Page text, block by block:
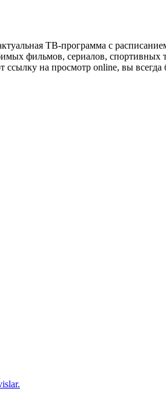
ТВ-программа с
фильмов, сериалов, спортивных
на просмотр online, вы всегда